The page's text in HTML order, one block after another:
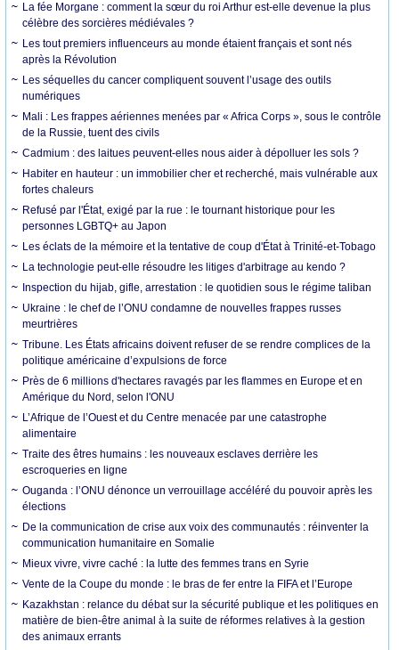
La fée Morgane : comment la sœur du roi Arthur est-elle devenue la plus
célèbre des sorcières médiévales ?
Les tout premiers influenceurs au monde étaient français et sont nés
après la Révolution
Les séquelles du cancer compliquent souvent l’usage des outils
numériques
Mali : Les frappes aériennes menées par « Africa Corps », sous le contrôle
de la Russie, tuent des civils
Cadmium : des laitues peuvent-elles nous aider à dépolluer les sols ?
Habiter en hauteur : un immobilier cher et recherché, mais vulnérable aux
fortes chaleurs
Refusé par l'État, exigé par la rue : le tournant historique pour les
personnes LGBTQ+ au Japon
Les éclats de la mémoire et la tentative de coup d'État à Trinité-et-Tobago
La technologie peut-elle résoudre les litiges d'arbitrage au kendo ?
Inspection du hijab, gifle, arrestation : le quotidien sous le régime taliban
Ukraine : le chef de l’ONU condamne de nouvelles frappes russes
meurtrières
Tribune. Les États africains doivent refuser de se rendre complices de la
politique américaine d’expulsions de force
Près de 6 millions d'hectares ravagés par les flammes en Europe et en
Amérique du Nord, selon l'ONU
L’Afrique de l’Ouest et du Centre menacée par une catastrophe
alimentaire
Traite des êtres humains : les nouveaux esclaves derrière les
escroqueries en ligne
Ouganda : l’ONU dénonce un verrouillage accéléré du pouvoir après les
élections
De la communication de crise aux voix des communautés : réinventer la
communication humanitaire en Somalie
Mieux vivre, vivre caché : la lutte des femmes trans en Syrie
Vente de la Coupe du monde : le bras de fer entre la FIFA et l’Europe
Kazakhstan : relance du débat sur la sécurité publique et les politiques en
matière de bien-être animal à la suite de réformes relatives à la gestion
des animaux errants